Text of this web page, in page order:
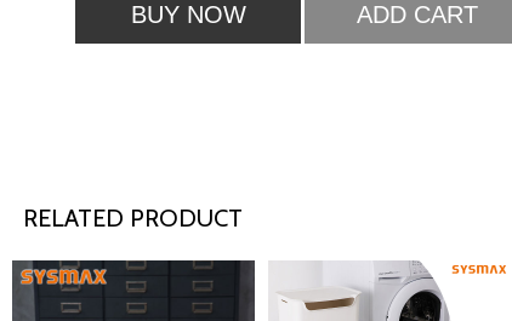
BUY NOW ADD CART
RELATED PRODUCT